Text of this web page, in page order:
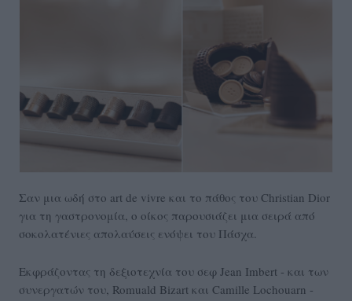
Σαν μια ωδή στο art de vivre και το πάθος του Christian Dior
για τη γαστρονομία, ο οίκος παρουσιάζει μια σειρά από
σοκολατένιες απολαύσεις ενόψει του Πάσχα.
Εκφράζοντας τη δεξιοτεχνία του σεφ Jean Imbert - και των
συνεργατών του, Romuald Bizart και Camille Lochouarn -